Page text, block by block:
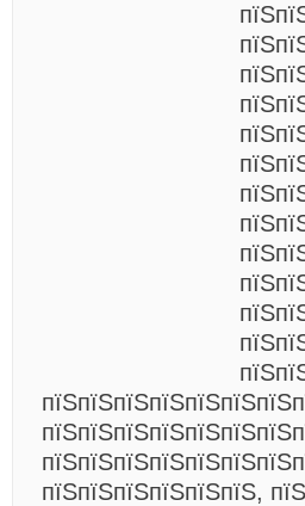
пїЅпїЅпїЅпїЅпїЅпїЅ,